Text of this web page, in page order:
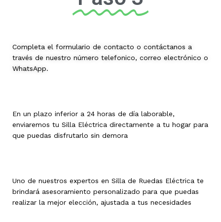
Completa el formulario de contacto o contáctanos a
través de nuestro número telefonico, correo electrónico o
WhatsApp.
En un plazo inferior a 24 horas de día laborable,
enviaremos tu Silla Eléctrica directamente a tu hogar para
que puedas disfrutarlo sin demora
Uno de nuestros expertos en Silla de Ruedas Eléctrica te
brindará asesoramiento personalizado para que puedas
realizar la mejor elección, ajustada a tus necesidades